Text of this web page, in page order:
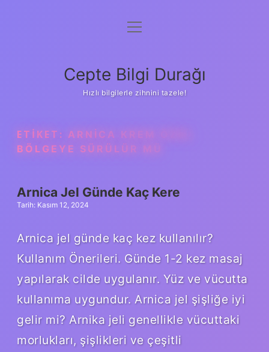
Anasayfa
Yasal Uyarı
menüyü
Cepte Bilgi Durağı
Hızlı bilgilerle zihnini tazele!
ETIKET: ARNICA KREM ÖZEL
BÖLGEYE SÜRÜLÜR MÜ
Arnica Jel Günde Kaç Kere
Tarih: Kasım 12, 2024
Arnica jel günde kaç kez kullanılır?
Kullanım Önerileri. Günde 1-2 kez masaj
yapılarak cilde uygulanır. Yüz ve vücutta
kullanıma uygundur. Arnica jel şişliğe iyi
gelir mi? Arnika jeli genellikle vücuttaki
morlukları, şişlikleri ve çeşitli